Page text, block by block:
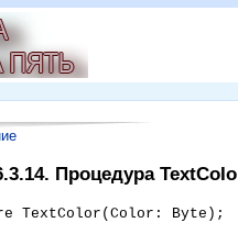
Процедура
TextColor(Color: Byte);